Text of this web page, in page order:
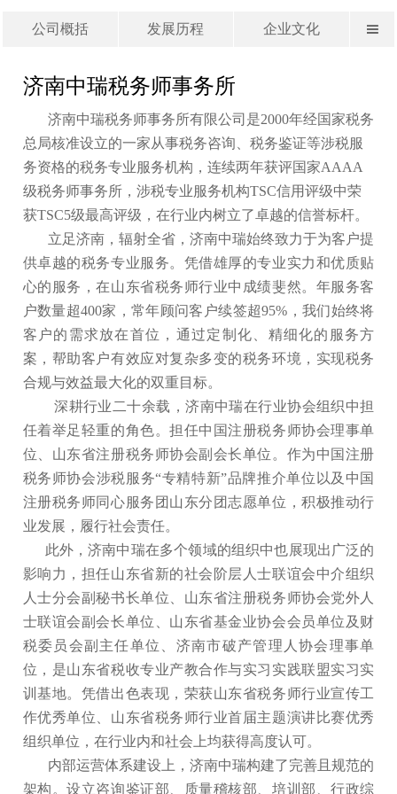
公司概括 发展历程 企业文化 
济南中瑞税务师事务所
济南中瑞税务师事务所有限公司是2000年经国家税务
总局核准设立的一家从事税务咨询、税务鉴证等涉税服
务资格的税务专业服务机构，连续两年获评国家AAAA
级税务师事务所，涉税专业服务机构TSC信用评级中荣
获TSC5级最高评级，在行业内树立了卓越的信誉标杆。
立足济南，辐射全省，济南中瑞始终致力于为客户提
供卓越的税务专业服务。凭借雄厚的专业实力和优质贴
心的服务，在山东省税务师行业中成绩斐然。年服务客
户数量超400家，常年顾问客户续签超95%，我们始终将
客户的需求放在首位，通过定制化、精细化的服务方
案，帮助客户有效应对复杂多变的税务环境，实现税务
合规与效益最大化的双重目标。
深耕行业二十余载，济南中瑞在行业协会组织中担
任着举足轻重的角色。担任中国注册税务师协会理事单
位、山东省注册税务师协会副会长单位。作为中国注册
税务师协会涉税服务“专精特新”品牌推介单位以及中国
注册税务师同心服务团山东分团志愿单位，积极推动行
业发展，履行社会责任。
此外，济南中瑞在多个领域的组织中也展现出广泛的
影响力，担任山东省新的社会阶层人士联谊会中介组织
人士分会副秘书长单位、山东省注册税务师协会党外人
士联谊会副会长单位、山东省基金业协会会员单位及财
税委员会副主任单位、济南市破产管理人协会理事单
位，是山东省税收专业产教合作与实习实践联盟实习实
训基地。凭借出色表现，荣获山东省税务师行业宣传工
作优秀单位、山东省税务师行业首届主题演讲比赛优秀
组织单位，在行业内和社会上均获得高度认可。
内部运营体系建设上，济南中瑞构建了完善且规范的
架构。设立咨询鉴证部、质量稽核部、培训部、行政综